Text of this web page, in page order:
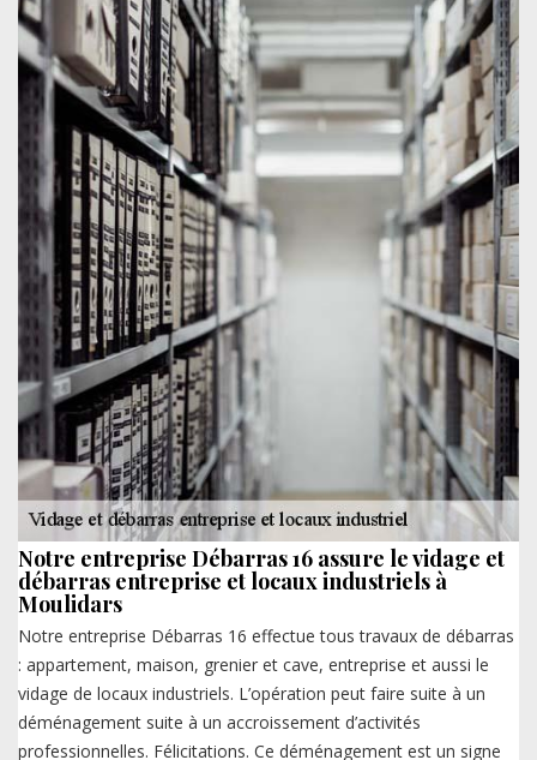
Notre entreprise Débarras 16 assure le vidage et
débarras entreprise et locaux industriels à
Moulidars
Notre entreprise Débarras 16 effectue tous travaux de débarras
: appartement, maison, grenier et cave, entreprise et aussi le
vidage de locaux industriels. L’opération peut faire suite à un
déménagement suite à un accroissement d’activités
professionnelles. Félicitations. Ce déménagement est un signe